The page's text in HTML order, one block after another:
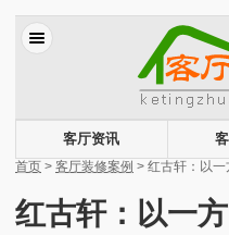
客厅资讯
首页 > 客厅装修案例 > 红古轩：以一
红古轩：以一